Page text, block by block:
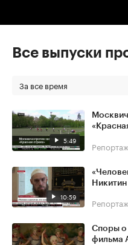
Все выпуски
За все время
5:49
10:59
Никитин
Споры о
фильма